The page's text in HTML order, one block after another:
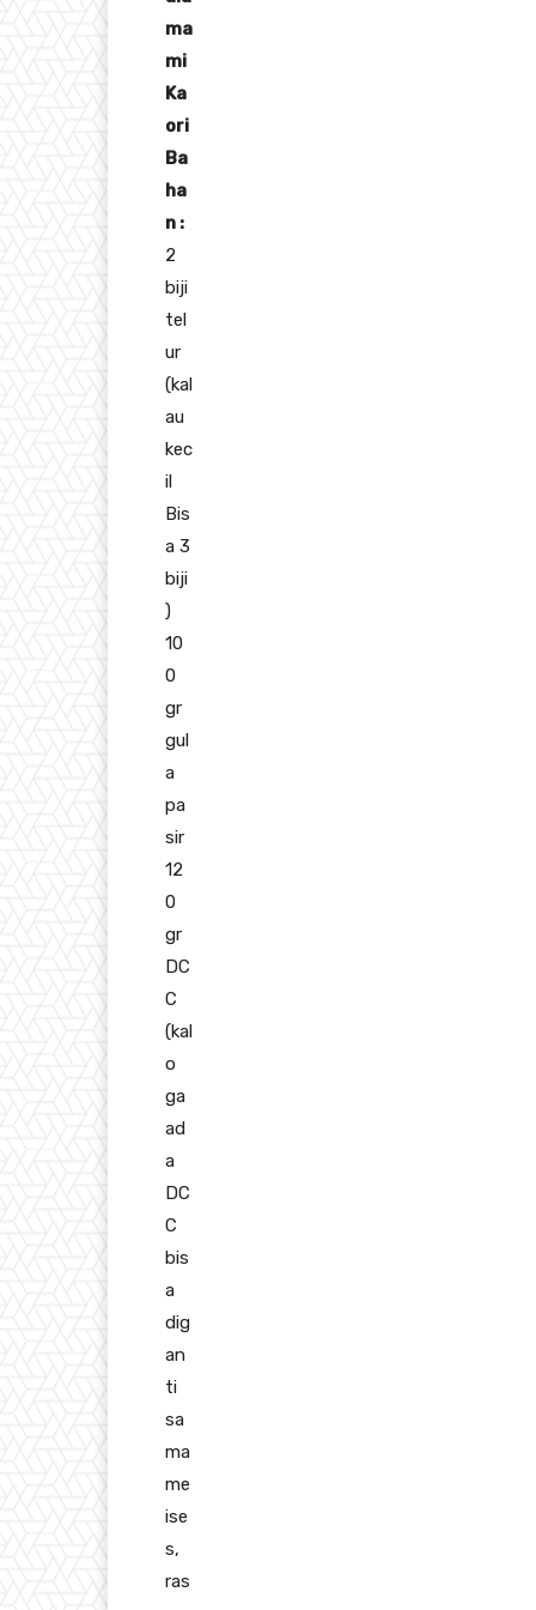
ma
mi
Ka
ori
Ba
ha
n :
2
biji
tel
ur
(kal
au
kec
il
Bis
a 3
biji
)
10
0
gr
gul
a
pa
sir
12
0
gr
DC
C
(kal
o
ga
ad
a
DC
C
bis
a
dig
an
ti
sa
ma
me
ise
s,
ras